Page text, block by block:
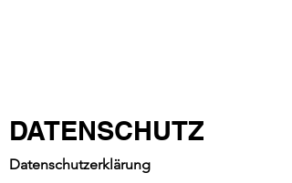
DATENSCHUTZ
Datenschutzerklärung